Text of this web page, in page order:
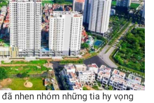
nhen nhóm những tia hy vọng